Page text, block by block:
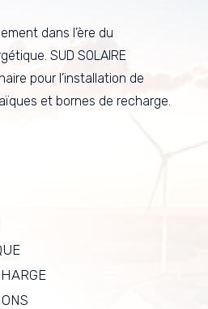
dans l’ère du
SUD SOLAIRE
pour l’installation de
et bornes de recharge.